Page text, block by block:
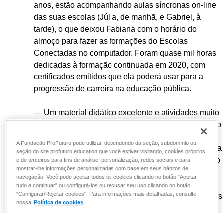
anos, estão acompanhando aulas síncronas on-line
das suas escolas (Júlia, de manhã, e Gabriel, à
tarde), o que deixou Fabiana com o horário do
almoço para fazer as formações do Escolas
Conectadas no computador. Foram quase mil horas
dedicadas à formação continuada em 2020, com
certificados emitidos que ela poderá usar para a
progressão de carreira na educação pública.
— Um material didático excelente e atividades muito
criativas! Em um dos cursos tinha avaliação, no outro
era um projeto, sempre uma novidade. Acho que as
pessoas só têm a aproveitar mesmo, acho que é uma
oportunidade de fazer um bom trabalho na educação
— recomenda.
Com tantas horas certificadas, o Escolas Conectadas
até criou um problema para a professora Fabiana:
A Fundação ProFuturo pode utilizar, dependendo da seção, subdomínio ou
seção do site profuturo.education que você estiver visitando, cookies próprios
e de terceiros para fins de análise, personalização, redes sociais e para
mostrar-lhe informações personalizadas com base em seus hábitos de
navegação. Você pode aceitar todos os cookies clicando no botão "Aceitar
tudo e continuar" ou configurá-los ou recusar seu uso clicando no botão
"Configurar/Rejeitar cookies". Para informações mais detalhadas, consulte
nossa Política de cookies